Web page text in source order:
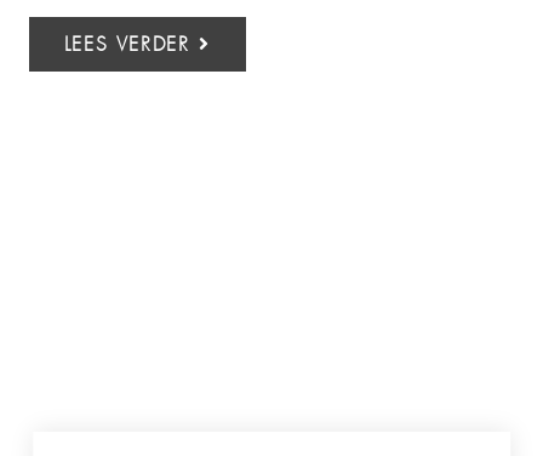
LEES VERDER